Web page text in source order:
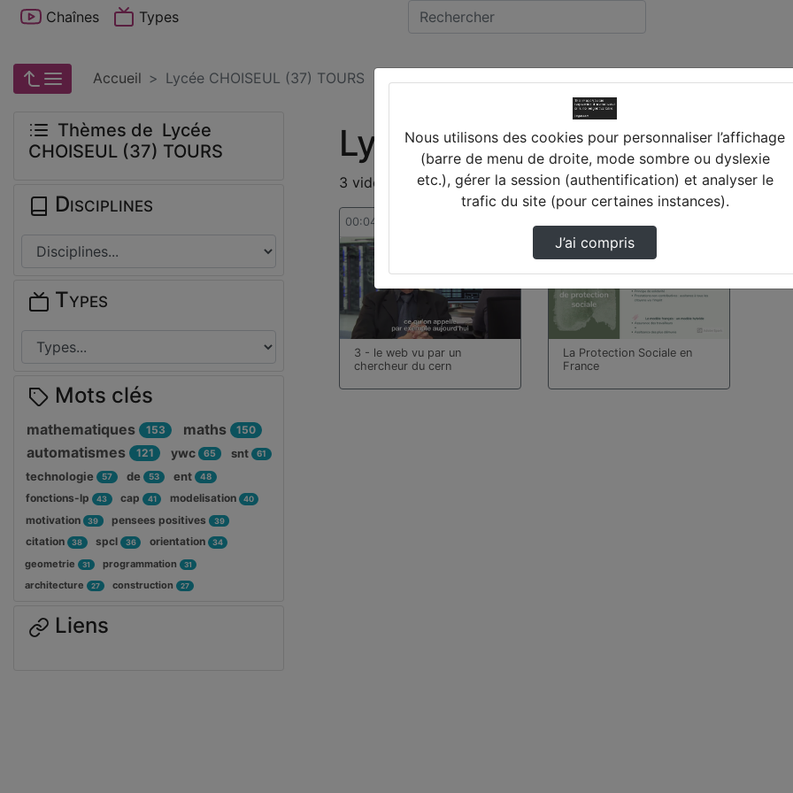
Chaînes Types
Accueil Lycée CHOISEUL (37) TOURS
Lycée CHOISEUL (37)
3 vidéos trouvées
00:04:39
3 - le web vu par un
chercheur du cern
La Protection Sociale en
France
Thèmes de Lycée
CHOISEUL (37) TOURS
Disciplines
Types
Mots clés
mathematiques 153 maths 150
automatismes 121 ywc 65 snt 61
technologie 57 de 53 ent 48
fonctions-lp 43 cap 41 modelisation 40
motivation 39 pensees positives 39
citation 38 spcl 36 orientation 34
geometrie 31 programmation 31
architecture 27 construction 27
Liens
Nous utilisons des cookies pour personnaliser l’affichage
(barre de menu de droite, mode sombre ou dyslexie
etc.), gérer la session (authentification) et analyser le
trafic du site (pour certaines instances).
J’ai compris